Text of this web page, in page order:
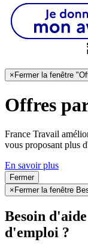
×Fermer la fenêtre
Offres
France Travail
vous proposant plus
En savoir plus
Fermer
× Fermer la fenêtre
Besoin
d'emploi ?